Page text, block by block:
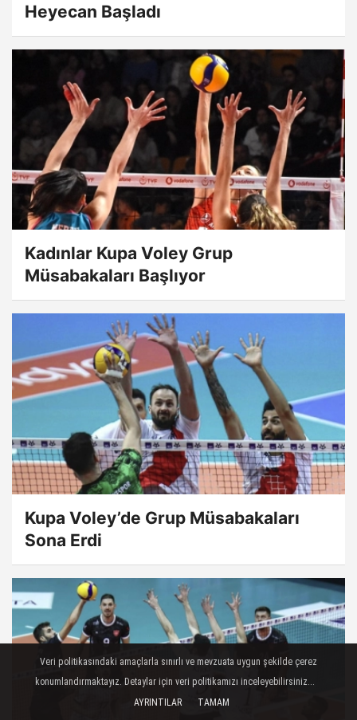
Heyecan Başladı
Kadınlar Kupa Voley Grup
Müsabakaları Başlıyor
Kupa Voley’de Grup Müsabakaları
Sona Erdi
Veri politikasındaki amaçlarla sınırlı ve mevzuata uygun şekilde çerez
konumlandırmaktayız. Detaylar için veri politikamızı inceleyebilirsiniz...
AYRINTILAR
TAMAM